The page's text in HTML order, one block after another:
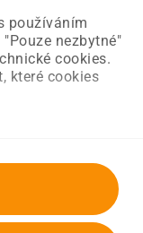
používáním
nezbytné"
cookies.
které cookies
strana